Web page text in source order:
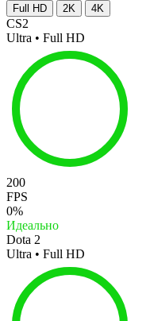
Full HD 2K 4K
CS2
Ultra • Full HD
200
FPS
0%
Идеально
Dota 2
Ultra • Full HD